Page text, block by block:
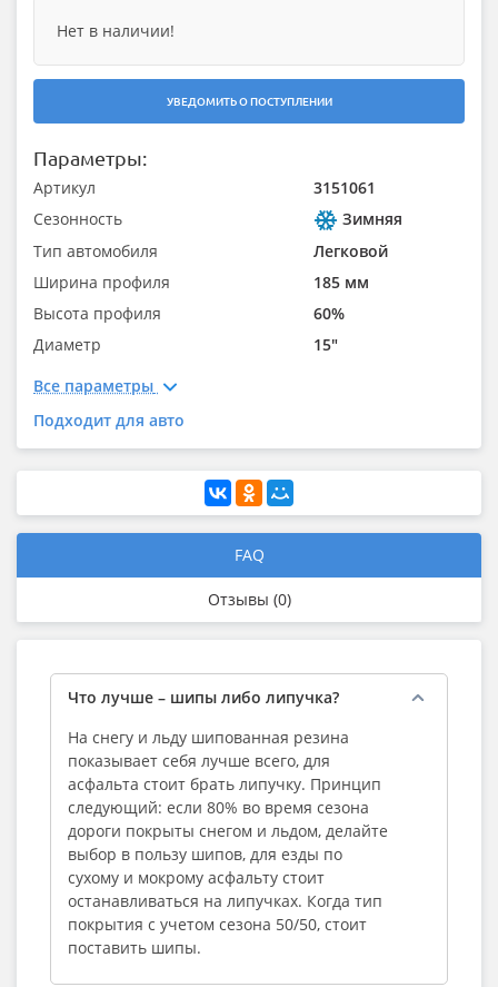
Нет в наличии!
УВЕДОМИТЬ О ПОСТУПЛЕНИИ
Параметры:
Артикул
3151061
Сезонность
Зимняя
Тип автомобиля
Легковой
Ширина профиля
185 мм
Высота профиля
60%
Диаметр
15"
Все параметры
Подходит для авто
FAQ
Отзывы (0)
Что лучше – шипы либо липучка?
На снегу и льду шипованная резина
показывает себя лучше всего, для
асфальта стоит брать липучку. Принцип
следующий: если 80% во время сезона
дороги покрыты снегом и льдом, делайте
выбор в пользу шипов, для езды по
сухому и мокрому асфальту стоит
останавливаться на липучках. Когда тип
покрытия с учетом сезона 50/50, стоит
поставить шипы.